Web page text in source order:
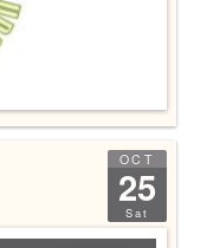
OCT
25
Sat